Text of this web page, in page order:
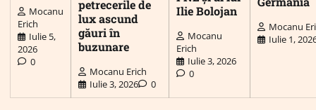
Mocanu
Erich
Iulie 5,
2026
0
petrecerile de
lux ascund
găuri în
buzunare
Mocanu Erich
Iulie 3, 2026
0
Ilie Bolojan
Mocanu
Erich
Iulie 3, 2026
0
Mocanu
Iulie 1,